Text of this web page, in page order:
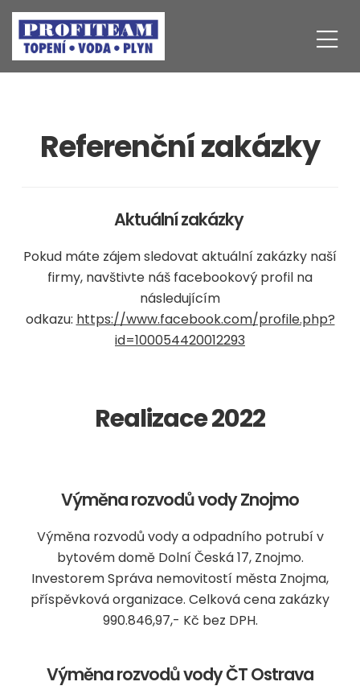
Referenční zakázky
Aktuální zakázky
Pokud máte zájem sledovat aktuální zakázky naší
firmy, navštivte náš facebookový profil na
následujícím
odkazu: https://www.facebook.com/profile.php?
id=100054420012293
Realizace 2022
Výměna rozvodů vody Znojmo
Výměna rozvodů vody a odpadního potrubí v
bytovém domě Dolní Česká 17, Znojmo.
Investorem Správa nemovitostí města Znojma,
příspěvková organizace. Celková cena zakázky
990.846,97,- Kč bez DPH.
Výměna rozvodů vody ČT Ostrava